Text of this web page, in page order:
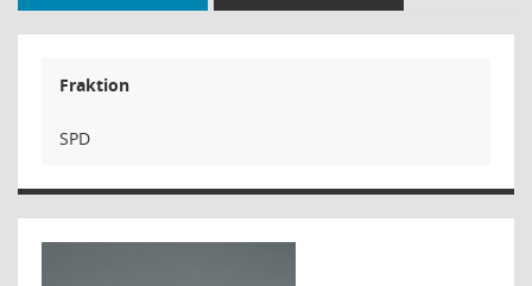
Fraktion
SPD